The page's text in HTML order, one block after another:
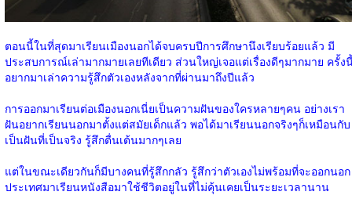
ตอนนี้ในที่สุดมาเรียนเมืองนอกได้จบครบปีการศึกษานึงเรียบร้อยแล้ว มี
ประสบการณ์เล่ามากมายเลยทีเดียว ส่วนใหญ่เจอแต่เรื่องดีๆมากมาย ครั้ง
อยากมาเล่าความรู้สึกตัวเองหลังจากที่ผ่านมาถึงปีแล้ว
การออกมาเรียนต่อเมืองนอกเนี่ยเป็นความฝันของใครหลายๆคน อย่างเรา
ฝันอยากเรียนนอกมาตั้งแต่สมัยเด็กแล้ว พอได้มาเรียนนอกจริงๆก็เหมือนกับ
เป็นฝันที่เป็นจริง รู้สึกตื่นเต้นมากๆเลย
แต่ในขณะเดียวกันก็มีบางคนที่รู้สึกกลัว รู้สึกว่าตัวเองไม่พร้อมที่จะออกนอก
ประเทศมาเรียนหนังสือมาใช้ชีวิตอยู่ในที่ไม่คุ้นเคยเป็นระยะเวลานาน